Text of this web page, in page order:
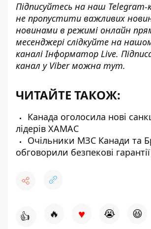
Підписуйтесь на наш Telegram-
не пропустити важливих
новинами в режимі онлайн
месенджері слідкуйте на
каналіІнформатор Live.
канал у Viber можна тут.
ЧИТАЙТЕ ТАКОЖ:
Канада оголосила нові
лідерів ХАМАС
Очільники МЗС Канади та
обговорили безпекові
👍 🔥 ♥ 😭 😆